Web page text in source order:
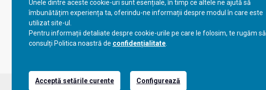
Unele dintre aceste cookie-uri sunt esențiale, în timp ce altele ne ajută să
îmbunătățim experiența ta, oferindu-ne informații despre modul în care este
utilizat site-ul.
Pentru informații detaliate despre cookie-urile pe care le folosim, te rugăm să
consulți Politica noastră de confidențialitate
Acceptă setările curente Configurează
GDPR - Datele tale
ANPC
ANPC - SAL
Cum comand - Livrare
Copyright © 2023, BravoShop, toate drepturile rezervate!